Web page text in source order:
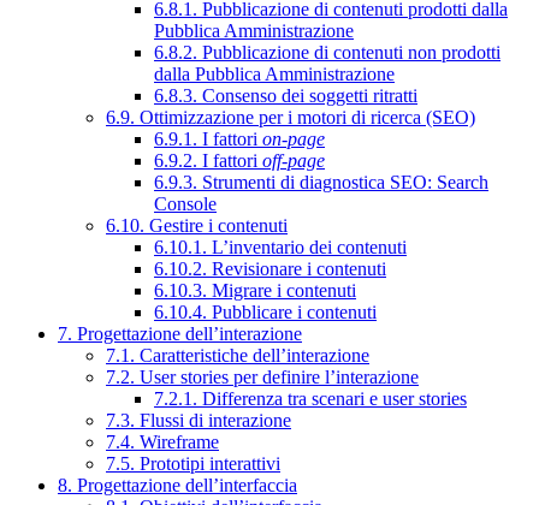
6.8.1. Pubblicazione di contenuti prodotti dalla
Pubblica Amministrazione
6.8.2. Pubblicazione di contenuti non prodotti
dalla Pubblica Amministrazione
6.8.3. Consenso dei soggetti ritratti
6.9. Ottimizzazione per i motori di ricerca (SEO)
6.9.1. I fattori on-page
6.9.2. I fattori off-page
6.9.3. Strumenti di diagnostica SEO: Search
Console
6.10. Gestire i contenuti
6.10.1. L’inventario dei contenuti
6.10.2. Revisionare i contenuti
6.10.3. Migrare i contenuti
6.10.4. Pubblicare i contenuti
7. Progettazione dell’interazione
7.1. Caratteristiche dell’interazione
7.2. User stories per definire l’interazione
7.2.1. Differenza tra scenari e user stories
7.3. Flussi di interazione
7.4. Wireframe
7.5. Prototipi interattivi
8. Progettazione dell’interfaccia